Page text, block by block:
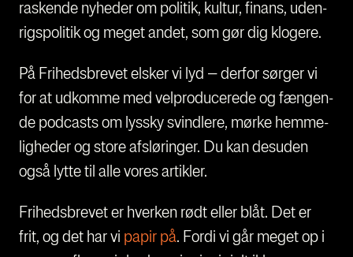
ra­sken­de nyhe­der om poli­tik, kul­tur, finans, uden­
rigs­po­li­tik og meget andet, som gør dig klo­ge­re.
På Fri­heds­bre­vet elsker vi lyd – der­for sør­ger vi
for at udkom­me med vel­pro­du­ce­re­de og fæn­gen­
de podcasts om lys­sky svind­le­re, mør­ke hem­me­
lig­he­der og sto­re afslø­rin­ger. Du kan des­u­den
også lyt­te til alle vores artik­ler.
Fri­heds­bre­vet er hver­ken rødt eller blåt. Det er
frit, og det har vi papir på. For­di vi går meget op i